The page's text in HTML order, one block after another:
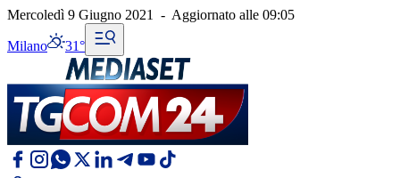
Mercoledì 9 Giugno 2021 - Aggiornato alle 09:05
Milano 31°